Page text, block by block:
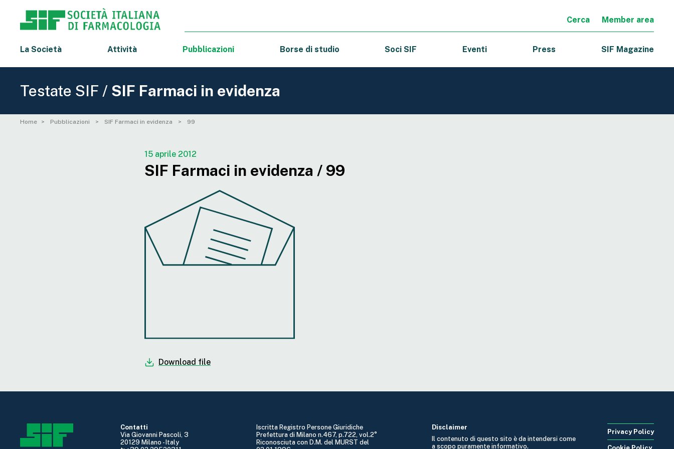
Cerca Member area
La Società Attività Pubblicazioni Borse di studio Soci SIF Eventi Press SIF Magazine
Testate SIF / SIF Farmaci in evidenza
Home Pubblicazioni SIF Farmaci in evidenza 99
15 aprile 2012
SIF Farmaci in evidenza / 99
Download file
Contatti
Via Giovanni Pascoli, 3
20129 Milano - Italy
Iscritta Registro Persone Giuridiche
Prefettura di Milano n.467, p.722, vol.2°
Riconosciuta con D.M. del MURST del
Disclaimer
Il contenuto di questo sito è da intendersi come
a scopo puramente informativo.
Privacy Policy